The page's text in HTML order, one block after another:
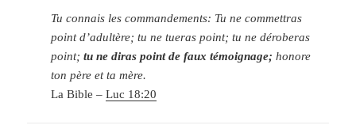
Tu connais les commandements: Tu ne commettras
point d’adultère; tu ne tueras point; tu ne déroberas
point;tu ne diras point de faux témoignage; honore
ton père et ta mère.
La Bible –Luc 18:20